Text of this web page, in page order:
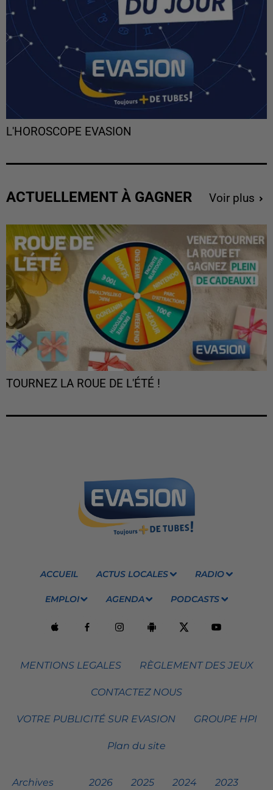
L'HOROSCOPE EVASION
ACTUELLEMENT À GAGNER Voir plus
TOURNEZ LA ROUE DE L'ÉTÉ !
ACCUEIL ACTUS LOCALES RADIO
EMPLOI AGENDA PODCASTS
MENTIONS LEGALES RÈGLEMENT DES JEUX
CONTACTEZ NOUS
VOTRE PUBLICITÉ SUR EVASION GROUPE HPI
Plan du site
Archives 2026 2025 2024 2023